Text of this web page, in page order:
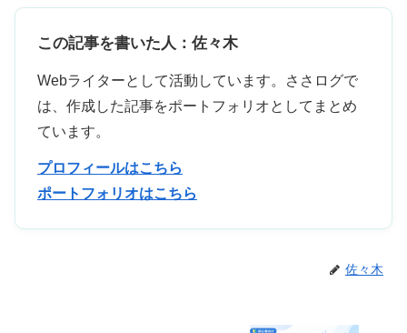
この記事を書いた人：佐々木
Webライターとして活動しています。ささログで
は、作成した記事をポートフォリオとしてまとめ
ています。
プロフィールはこちら
ポートフォリオはこちら
佐々木